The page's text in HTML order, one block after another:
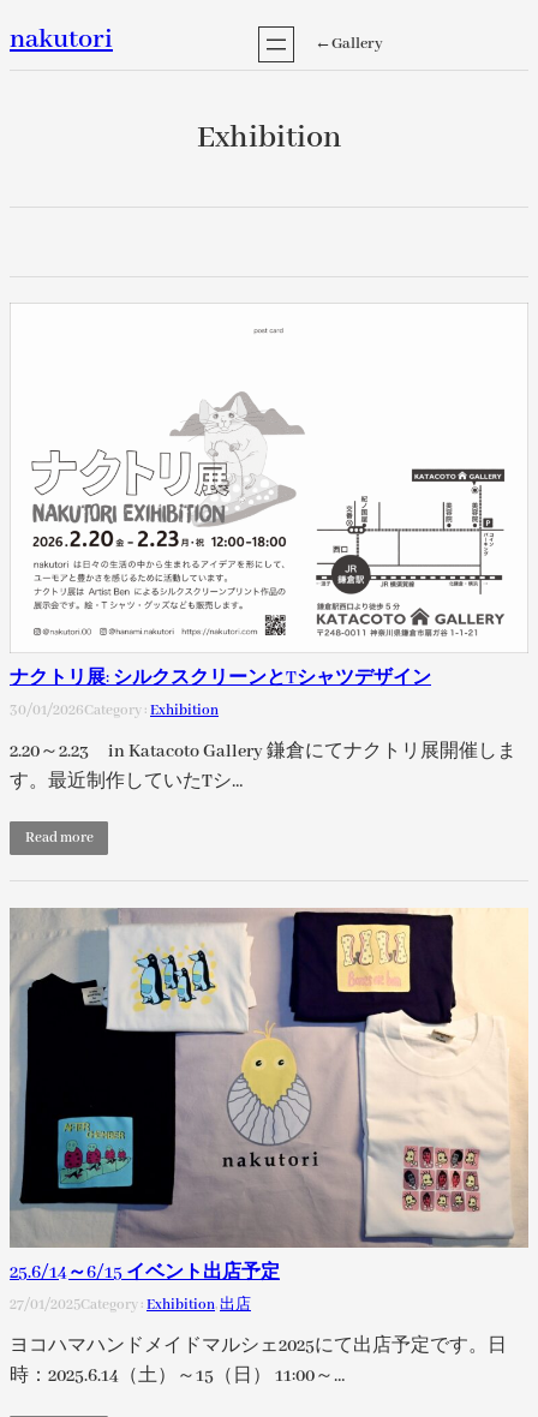
容
プ
nakutori ←Gallery
Exhibition
ナクトリ展: シルクスクリーンとTシャツデザイン
30/01/2026Category : Exhibition
2.20～2.23 in Katacoto Gallery 鎌倉にてナクトリ展開催しま
す。最近制作していたTシ…
Read more
25.6/14～6/15 イベント出店予定
27/01/2025Category : Exhibition, 出店
ヨコハマハンドメイドマルシェ2025にて出店予定です。日
時：2025.6.14（土）～15（日） 11:00～…